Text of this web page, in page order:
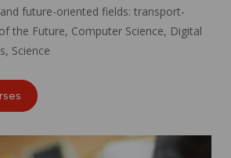
future-oriented fields: transport-
the Future, Computer Science, Digital
Science